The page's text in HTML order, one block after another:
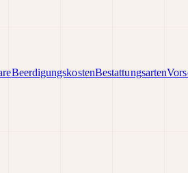
BeerdigungskostenBestattungsarten